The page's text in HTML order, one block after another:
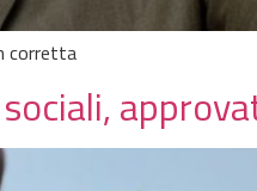
corretta